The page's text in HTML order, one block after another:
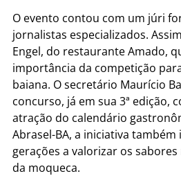
O evento contou com um júri
jornalistas especializados.
Engel, do restaurante Amado,
importância da competição
baiana. O secretário Maurício
concurso, já em sua 3ª edição,
atração do calendário
Abrasel-BA, a iniciativa também
gerações a valorizar os
da moqueca.